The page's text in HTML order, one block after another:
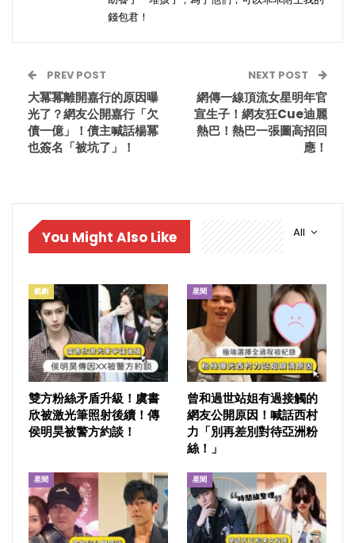
錢包君！
PREV POST
大冪冪離開嘉行的原因曝
光了？網友公開嘉行「欠
債一億」！債主喊話楊冪
也簽名「被坑了」！
NEXT POST
網傳一線頂流女星明年官
宣生子！網友狂Cue迪麗
熱巴！熱巴一張圖高招回
應！
All
You Might Also Like
戲劇
雙方粉絲矛盾升級！虞書
欣被激光筆照射後續！傳
侯明昊被警方約談！
星聞
曾和過世站姐有過接觸的
網友公開原因！喊話西村
力「別再差別對待亞洲粉
絲！」
星聞 星聞